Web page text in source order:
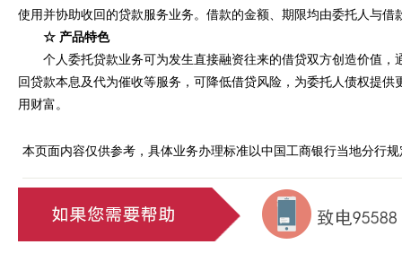
使用并协助收回的贷款服务业务。借款的金额、期限均由委托人与借
☆ 产品特色
个人委托贷款业务可为发生直接融资往来的借贷双方创造价值，
回贷款本息及代为催收等服务，可降低借贷风险，为委托人债权提
用财富。
本页面内容仅供参考，具体业务办理标准以中国工商银行当地分行